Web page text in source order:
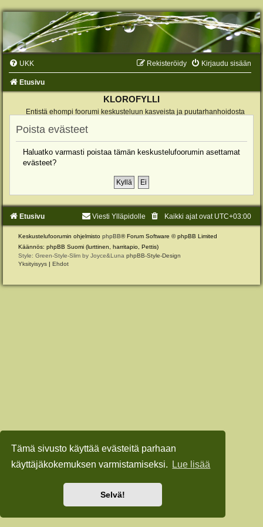
Tämä sivusto käyttää evästeitä parhaan
käyttäjäkokemuksen varmistamiseksi.
Lue lisää
Selvä!
UKK Kirjaudu sisään
Rekisteröidy
Etusivu
KLOROFYLLI
Entistä ehompi foorumi keskusteluun kasveista ja puutarhanhoidosta
Poista evästeet
Haluatko varmasti poistaa tämän keskustelufoorumin asettamat
evästeet?
Etusivu Kaikki ajat ovat UTC+03:00
Viesti Ylläpidolle
Keskustelufoorumin ohjelmisto phpBB® Forum Software © phpBB Limited
Käännös: phpBB Suomi (lurttinen, harritapio, Pettis)
Style: Green-Style-Slim by Joyce&Luna phpBB-Style-Design
Yksityisyys | Ehdot